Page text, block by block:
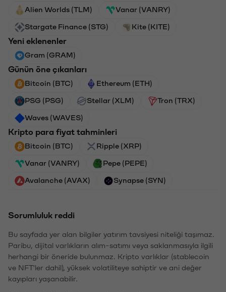
Alien Worlds (TLM) Vanar (VANRY)
Stargate Finance (STG) Kite (KITE)
Yeni eklenenler
Gram (GRAM)
Günün öne çıkanları
Bitcoin (BTC) Ethereum (ETH)
PSG (PSG) Stellar (XLM) Tron (TRX)
Waves (WAVES)
Kripto para fiyat tahminleri
Bitcoin (BTC) Ripple (XRP)
Vanar (VANRY) Pepe (PEPE)
Avalanche (AVAX) Synapse (SYN)
Sorumluluk reddi
Bu sayfada yer alan bilgiler yatırım tavsiyesi niteliği taşımaz.
Paribu, dijital varlıkların alım-satımı veya saklanmasıyla ilgili
herhangi bir öneride bulunmaz. Kripto varlıklar (stablecoin
ve NFT'ler dahil), yüksek volatiliteye sahiptir ve ani değer
kayıpları yaşanabilir.